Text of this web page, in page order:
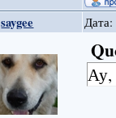
saygee
Ау,